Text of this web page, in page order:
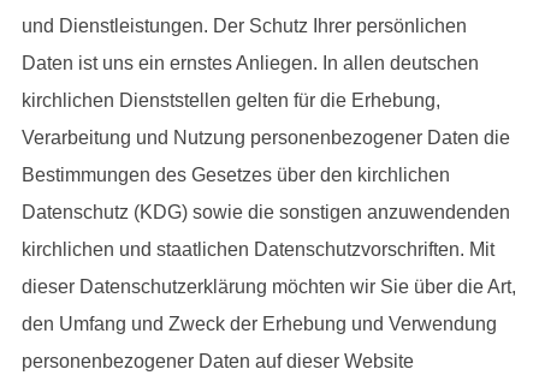
und Dienstleistungen. Der Schutz Ihrer persönlichen
Daten ist uns ein ernstes Anliegen. In allen deutschen
kirchlichen Dienststellen gelten für die Erhebung,
Verarbeitung und Nutzung personenbezogener Daten die
Bestimmungen des Gesetzes über den kirchlichen
Datenschutz (KDG) sowie die sonstigen anzuwendenden
kirchlichen und staatlichen Datenschutzvorschriften. Mit
dieser Datenschutzerklärung möchten wir Sie über die Art,
den Umfang und Zweck der Erhebung und Verwendung
personenbezogener Daten auf dieser Website